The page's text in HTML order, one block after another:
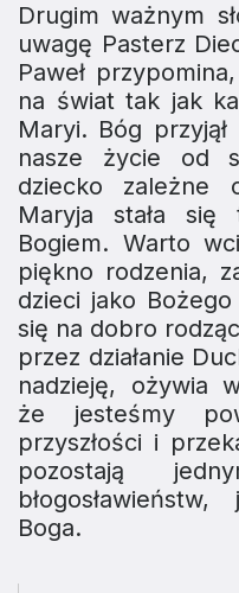
Drugim ważnym
uwagę Pasterz
Paweł
na świat tak jak
Maryi. Bóg przyjął
nasze życie od
dziecko zależne
Maryja stała
Bogiem. Warto
piękno rodzenia,
dzieci jako
się na dobro
przez działanie
nadzieję, ożywia
że jesteśmy
przyszłości i
pozostają
Boga.